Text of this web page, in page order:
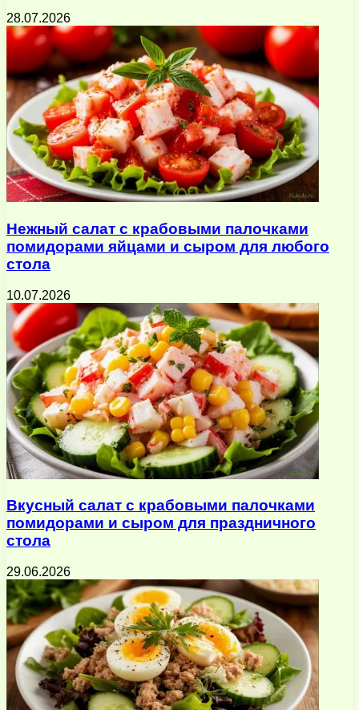
28.07.2026
Нежный салат с крабовыми палочками
помидорами яйцами и сыром для любого
стола
10.07.2026
Вкусный салат с крабовыми палочками
помидорами и сыром для праздничного
стола
29.06.2026